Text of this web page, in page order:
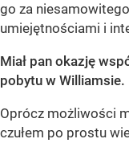
go za
umiejętnościami i
Miał pan okazję
pobytu w Williamsie.
Oprócz możliwości
czułem po prostu